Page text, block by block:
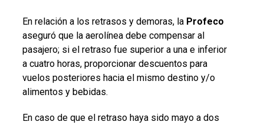
En relación a los retrasos y demoras, la Profeco
aseguró que la aerolínea debe compensar al
pasajero; si el retraso fue superior a una e inferior
a cuatro horas, proporcionar descuentos para
vuelos posteriores hacia el mismo destino y/o
alimentos y bebidas.
En caso de que el retraso haya sido mayo a dos